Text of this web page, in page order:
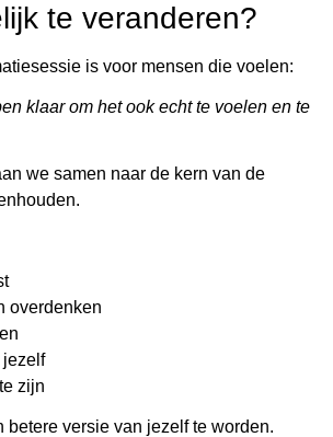
te veranderen?
is voor mensen die voelen:
klaar om het ook echt te voelen en te
we samen naar de kern van de
overdenken
zijn
betere versie van jezelf te worden.